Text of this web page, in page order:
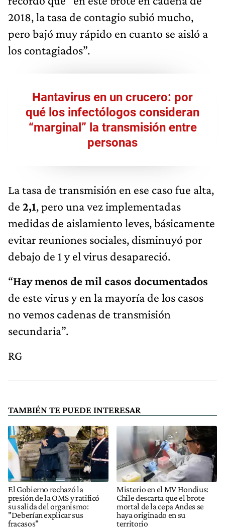
2018, la tasa de contagio subió mucho,
pero bajó muy rápido en cuanto se aisló a
los contagiados”.
Hantavirus en un crucero: por
qué los infectólogos consideran
“marginal” la transmisión entre
personas
La tasa de transmisión en ese caso fue alta,
de 2,1, pero una vez implementadas
medidas de aislamiento leves, básicamente
evitar reuniones sociales, disminuyó por
debajo de 1 y el virus desapareció.
“Hay menos de mil casos documentados
de este virus y en la mayoría de los casos
no vemos cadenas de transmisión
secundaria”.
RG
TAMBIÉN TE PUEDE INTERESAR
El Gobierno rechazó la
presión de la OMS y ratificó
su salida del organismo:
"Deberían explicar sus
fracasos"
Misterio en el MV Hondius:
Chile descarta que el brote
mortal de la cepa Andes se
haya originado en su
territorio